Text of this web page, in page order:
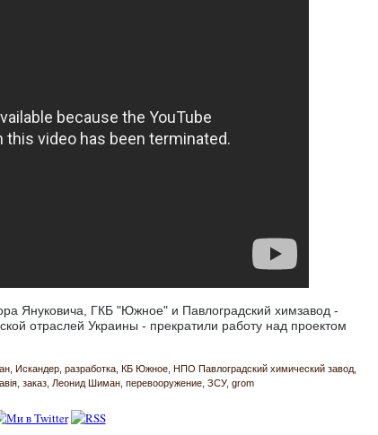
Януковича, ГКБ "Южное" и Павлоградский химзавод -
отраслей Украины - прекратили работу над проектом
Искандер разработка КБ Южное НПО Павлоградский химический завод
заказ Леонид Шиман перевооружение ЗСУ grom